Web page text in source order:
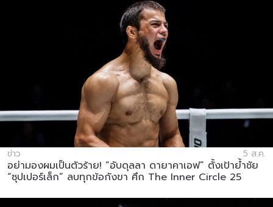
ข่าว 5 ส.ค.
อย่ามองผมเป็นตัวร้าย! “อับดุลลา ดายาคาเอฟ” ตั้งเป้าย้ำชัย
“ซุปเปอร์เล็ก” ลบทุกข้อกังขา ศึก The Inner Circle 25